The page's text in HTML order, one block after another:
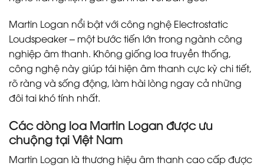
Martin Logan nổi bật với công nghệ Electrostatic
Loudspeaker – một bước tiến lớn trong ngành công
nghiệp âm thanh. Không giống loa truyền thống,
công nghệ này giúp tái hiện âm thanh cực kỳ chi tiết,
rõ ràng và sống động, làm hài lòng ngay cả những
đôi tai khó tính nhất.
Các dòng loa Martin Logan được ưu
chuộng tại Việt Nam
Martin Logan là thương hiệu âm thanh cao cấp được